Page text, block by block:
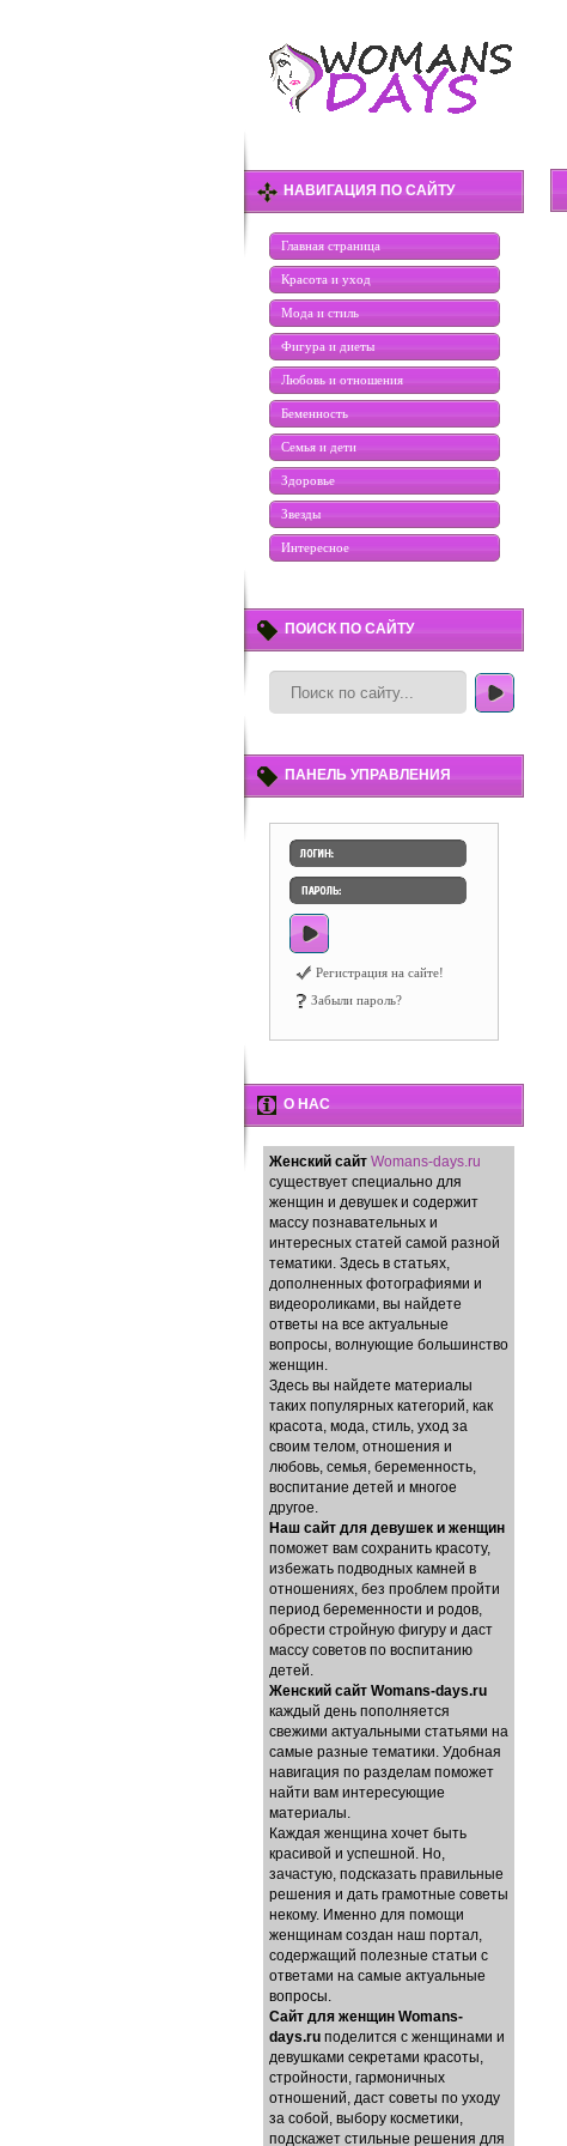
НАВИГАЦИЯ ПО САЙТУ
Главная страница
Красота и уход
Мода и стиль
Фигура и диеты
Любовь и отношения
Беменность
Семья и дети
Здоровье
Звезды
Интересное
ПОИСК ПО САЙТУ
ПАНЕЛЬ УПРАВЛЕНИЯ
Регистрация на сайте!
Забыли пароль?
О НАС
Женский сайт Womans-days.ru
существует специально для
женщин и девушек и содержит
массу познавательных и
интересных статей самой разной
тематики. Здесь в статьях,
дополненных фотографиями и
видеороликами, вы найдете
ответы на все актуальные
вопросы, волнующие большинство
женщин.
Здесь вы найдете материалы
таких популярных категорий, как
красота, мода, стиль, уход за
своим телом, отношения и
любовь, семья, беременность,
воспитание детей и многое
другое.
Наш сайт для девушек и женщин
поможет вам сохранить красоту,
избежать подводных камней в
отношениях, без проблем пройти
период беременности и родов,
обрести стройную фигуру и даст
массу советов по воспитанию
детей.
Женский сайт Womans-days.ru
каждый день пополняется
свежими актуальными статьями на
самые разные тематики. Удобная
навигация по разделам поможет
найти вам интересующие
материалы.
Каждая женщина хочет быть
красивой и успешной. Но,
зачастую, подсказать правильные
решения и дать грамотные советы
некому. Именно для помощи
женщинам создан наш портал,
содержащий полезные статьи с
ответами на самые актуальные
вопросы.
Cайт для женщин Womans-
days.ru поделится с женщинами и
девушками секретами красоты,
стройности, гармоничных
отношений, даст советы по уходу
за собой, выбору косметики,
подскажет стильные решения для